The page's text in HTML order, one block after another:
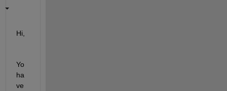
Hi,
Yo
ha
ve